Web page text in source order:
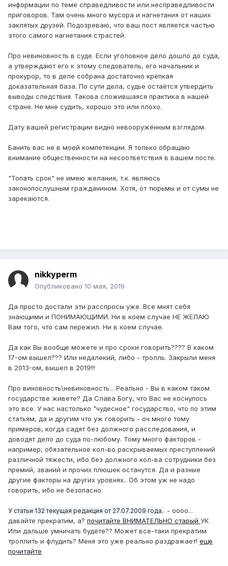
информации по теме справедливости или несправедливости
приговоров. Там очень много мусора и нагнетания от наших
заклятых друзей. Подозреваю, что ваш пост является частью
этого самого нагнетания страстей.
Про невиновность в суде. Если уголовное дело дошло до суда,
а утверждают его к этому следователь, его начальник и
прокурор, то в деле собрана достаточно крепкая
доказательная база. По сути дела, судье остаётся утвердить
выводы следствия. Такова сложившаяся практика в нашей
стране. Не мне судить, хорошо это или плохо.
Дату вашей регистрации видно невооружённым взглядом.
Банить вас не в моей компетенции. Я только обращаю
внимание общественности на несоответствия в вашем посте.
"Топать срок" не имею желания, т.к. являюсь
законопослушным гражданином. Хотя, от тюрьмы и от сумы не
зарекаются.
nikkyperm
Опубликовано 10 мая, 2019
Да просто достали эти расспросы уже. Все мнят себя
знающими и ПОНИМАЮЩИМИ. Ни в коем случае НЕ ЖЕЛАЮ
Вам того, что сам пережил. Ни в коем случае.
Да как Вы вообще можете и про сроки говорить???? В каком
17-ом вышел??? Или недалекий, либо - тролль. Закрыли меня
в 2013-ом, вышел в 2019!!!
Про виновность\невиновность... Реально - Вы в каком таком
государстве живете? Да Слава Богу, что Вас не коснулось
это все. У нас настолько "чудесное" государство, что по этим
статьям, да и другим что уж говорить - оч много тому
примеров, когда садят без должного расследования, и
доводят дело до суда по-любому. Тому много факторов -
например, обязательное кол-во раскрываемых преступлений
различной тяжести, ибо без должного кол-ва сотрудники без
премий, званий и прочих плюшек останутся. Да и разные
другие факторы на других уровнях.. Об этом уж не надо
говорить, ибо не безопасно.
У статьи 132 текущая редакция от 27.07.2009 года. - оооо...
давайте прекратим, а? почитайте ВНИМАТЕЛЬНО старый УК
Или дальше умничать будете?? Может все-таки прекратим
троллить и флудить? Меня это уже реально раздражает! еще
почитайте